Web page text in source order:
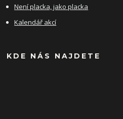
Není placka, jako placka
Kalendář akcí
KDE NÁS NAJDETE